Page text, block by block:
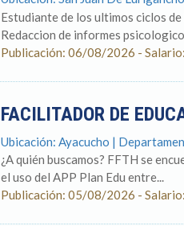
Estudiante de los ultimos ciclos
Redaccion de informes
Publicación: 06/08/2026 -
FACILITADOR DE
Ubicación: Ayacucho |
¿A quién buscamos? FFTH se
el uso del APP Plan Edu entre...
Publicación: 05/08/2026 -